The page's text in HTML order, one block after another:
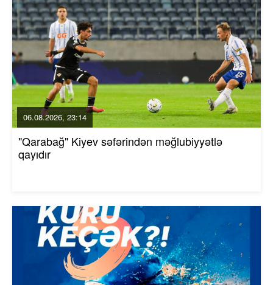
06.08.2026, 23:14
"Qarabağ" Kiyev səfərindən məğlubiyyətlə
qayıdır